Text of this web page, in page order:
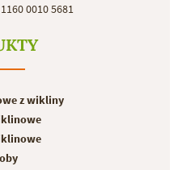
0010 5681
z wikliny